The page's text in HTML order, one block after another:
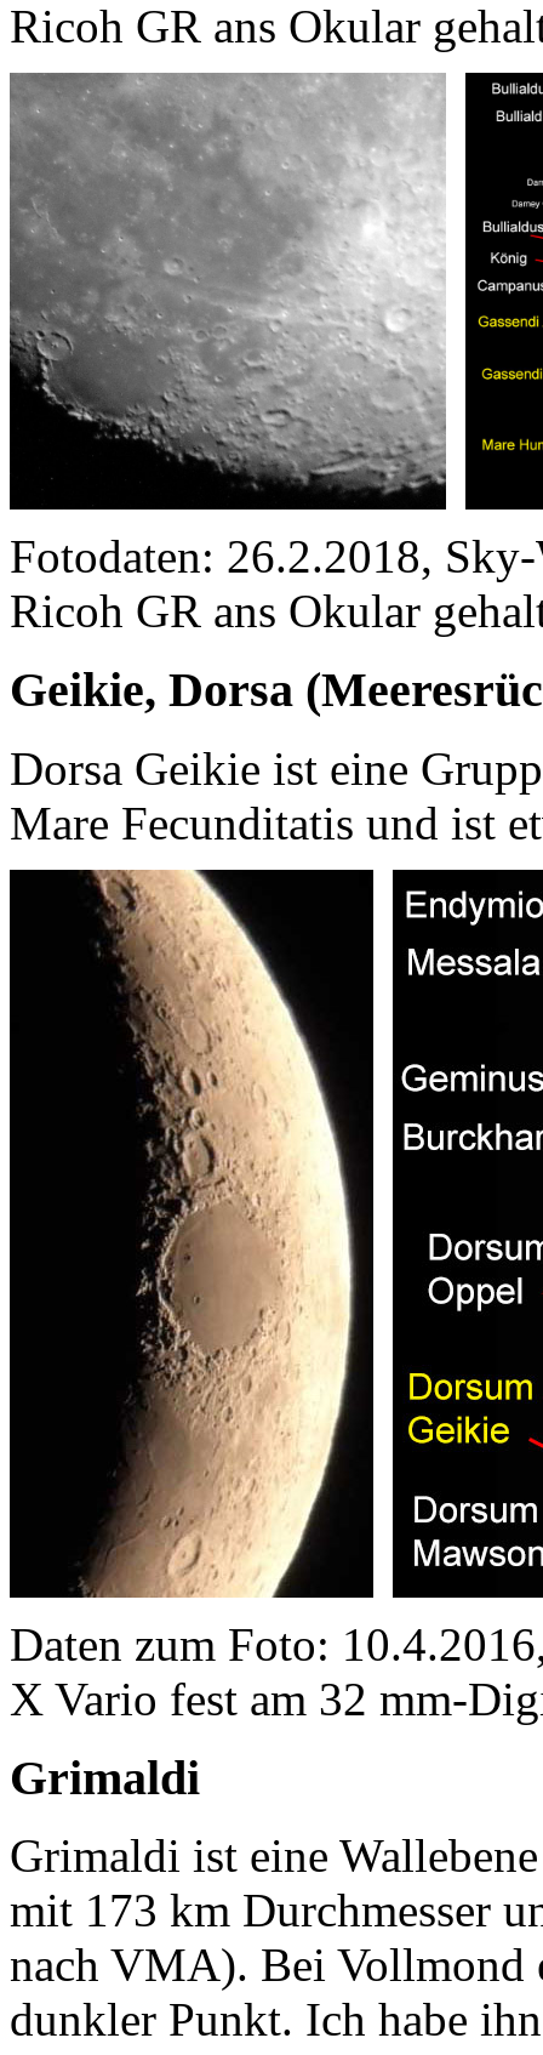
Ricoh GR ans Okular
Fotodaten: 26.2.2018,
Ricoh GR ans Okular
Geikie, Dorsa
Dorsa Geikie ist eine
Mare Fecunditatis und ist
Daten zum Foto:
X Vario fest am 32 mm-
Grimaldi
Grimaldi ist eine
mit 173 km Durchmesser
nach VMA). Bei Vollmond
dunkler Punkt. Ich habe